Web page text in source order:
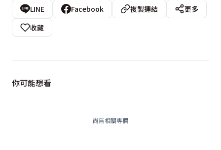
LINE Facebook 複製連結
更多
收藏
你可能想看
尚無相關專欄